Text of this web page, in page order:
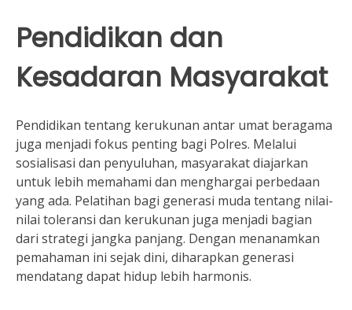
Pendidikan dan
Kesadaran Masyarakat
Pendidikan tentang kerukunan antar umat beragama
juga menjadi fokus penting bagi Polres. Melalui
sosialisasi dan penyuluhan, masyarakat diajarkan
untuk lebih memahami dan menghargai perbedaan
yang ada. Pelatihan bagi generasi muda tentang nilai-
nilai toleransi dan kerukunan juga menjadi bagian
dari strategi jangka panjang. Dengan menanamkan
pemahaman ini sejak dini, diharapkan generasi
mendatang dapat hidup lebih harmonis.